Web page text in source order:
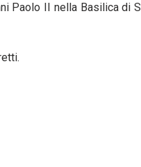
Paolo II nella Basilica di